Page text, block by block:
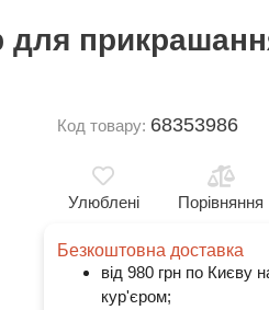
Код товару: 68353986
Улюблені Порівняння
Безкоштовна доставка
від 980 грн по Києву
кур'єром;